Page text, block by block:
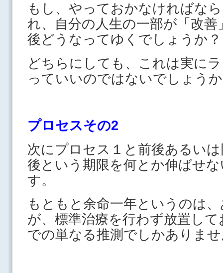
もし、やっておかなければな
れ、自分の人生の一部が「改
後どうなってゆくでしょうか？
どちらにしても、これは実に
っていいのではないでしょう
プロセスその2
次にプロセス１と前後あるい
後という期限を何とか伸ばせ
す。
もともと余命一年というのは
が、標準治療を行わず放置し
での単なる推測でしかありま